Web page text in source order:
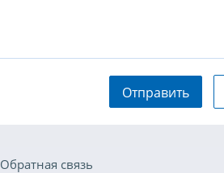
Отправить
Обратная связь